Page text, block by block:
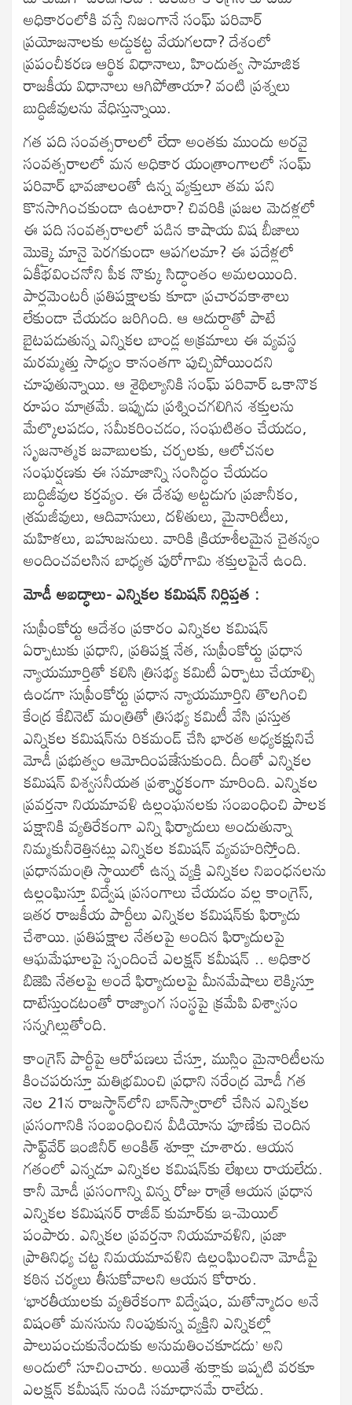
అధికారంలోకి వస్తే నిజంగానే సంఘ్‌ పరివార్‌
ప్రయోజనాలకు అడ్డుకట్ట వేయగలదా? దేశంలో
ప్రపంచీకరణ ఆర్థిక విధానాలు, హిందుత్వ సామాజిక
రాజకీయ విధానాలు ఆగిపోతాయా? వంటి ప్రశ్నలు
బుద్ధిజీవులను వేధిస్తున్నాయి.
గత పది సంవత్సరాలలో లేదా అంతకు ముందు అరవై
సంవత్సరాలలో మన అధికార యంత్రాంగాలలో సంఘ్‌
పరివార్‌ భావజాలంతో ఉన్న వ్యక్తులూ తమ పని
కొనసాగించకుండా ఉంటారా? చివరికి ప్రజల మెదళ్లలో
ఈ పది సంవత్సరాలలో పడిన కాషాయ విష బీజాలు
మొక్కై మానై పెరగకుండా ఆపగలమా? ఈ పదేళ్లలో
ఏకీభవించనోని పీక నొక్కు సిద్ధాంతం అమలయింది.
పార్లమెంటరీ ప్రతిపక్షాలకు కూడా ప్రచారవకాశాలు
లేకుండా చేయడం జరిగింది. ఆ ఆదుర్దాతో పాటే
బైటపడుతున్న ఎన్నికల బాండ్ల అక్రమాలు ఈ వ్యవస్థ
మరమ్మత్తు సాధ్యం కానంతగా పుచ్చిపోయిందని
చూపుతున్నాయి. ఆ శైథిల్యానికి సంఘ్‌ పరివార్‌ ఒకానొక
రూపం మాత్రమే. ఇప్పుడు ప్రశ్నించగలిగిన శక్తులను
మేల్కొలపడం, సమీకరించడం, సంఘటితం చేయడం,
సృజనాత్మక జవాబులకు, చర్చలకు, ఆలోచనల
సంఘర్షణకు ఈ సమాజాన్ని సంసిద్ధం చేయడం
బుద్ధిజీవుల కర్తవ్యం. ఈ దేశపు అట్టడుగు ప్రజానీకం,
శ్రమజీవులు, ఆదివాసులు, దళితులు, మైనారిటీలు,
మహిళలు, బహుజనులు. వారికి క్రియాశీలమైన చైతన్యం
అందించవలసిన బాధ్యత పురోగామి శక్తులపైనే ఉంది.
మోడీ అబద్ధాలు- ఎన్నికల కమిషన్‌ నిర్లిప్తత :
సుప్రీంకోర్టు ఆదేశం ప్రకారం ఎన్నికల కమిషన్‌
ఏర్పాటుకు ప్రధాని, ప్రతిపక్ష నేత, సుప్రీంకోర్టు ప్రధాన
న్యాయమూర్తితో కలిసి త్రిసభ్య కమిటీ ఏర్పాటు చేయాల్సి
ఉండగా సుప్రీంకోర్టు ప్రధాన న్యాయమూర్తిని తొలగించి
కేంద్ర కేబినెట్‌ మంత్రితో త్రిసభ్య కమిటీ వేసి ప్రస్తుత
ఎన్నికల కమిషన్‌ను రికమండ్‌ చేసి భారత అధ్యకక్షునిచే
మోడీ ప్రభుత్వం ఆమోదింపజేసుకుంది. దీంతో ఎన్నికల
కమిషన్‌ విశ్వసనీయత ప్రశ్నార్థకంగా మారింది. ఎన్నికల
ప్రవర్తనా నియమావళి ఉల్లంఘనలకు సంబంధించి పాలక
పక్షానికి వ్యతిరేకంగా ఎన్ని ఫిర్యాదులు అందుతున్నా
నిమ్మకునీరెత్తినట్లు ఎన్నికల కమిషన్‌ వ్యవహరిస్తోంది.
ప్రధానమంత్రి స్థాయిలో ఉన్న వ్యక్తి ఎన్నికల నిబంధనలను
ఉల్లంఘిస్తూ విద్వేష ప్రసంగాలు చేయడం వల్ల కాంగ్రెస్‌,
ఇతర రాజకీయ పార్టీలు ఎన్నికల కమిషన్‌కు ఫిర్యాదు
చేశాయి. ప్రతిపక్షాల నేతలపై అందిన ఫిర్యాదులపై
ఆఘమేఘాలపై స్పందించే ఎలక్షన్ కమీషన్ .. అధికార
బిజెపి నేతలపై అందే ఫిర్యాదులపై మీనమేషాలు లెక్కిస్తూ
దాటేస్తుండటంతో రాజ్యాంగ సంస్థపై క్రమేపి విశ్వాసం
సన్నగిల్లుతోంది.
కాంగ్రెస్‌ పార్టీపై ఆరోపణలు చేస్తూ, ముస్లిం మైనారిటీలను
కించపరుస్తూ మతిభ్రమించి ప్రధాని నరేంద్ర మోడీ గత
నెల 21న రాజస్థాన్‌లోని బాన్‌స్వారాలో చేసిన ఎన్నికల
ప్రసంగానికి సంబంధించిన వీడియోను పూణేకు చెందిన
సాఫ్ట్‌వేర్‌ ఇంజినీర్‌ అంకిత్‌ శూక్లా చూశారు. ఆయన
గతంలో ఎన్నడూ ఎన్నికల కమిషన్‌కు లేఖలు రాయలేదు.
కానీ మోడీ ప్రసంగాన్ని విన్న రోజు రాత్రే ఆయన ప్రధాన
ఎన్నికల కమిషనర్‌ రాజీవ్‌ కుమార్‌కు ఇ-మెయిల్‌
పంపారు. ఎన్నికల ప్రవర్తనా నియమావళిని, ప్రజా
ప్రాతినిధ్య చట్ట నిమయమావళిని ఉల్లంఘించినా మోడీపై
కఠిన చర్యలు తీసుకోవాలని ఆయన కోరారు.
‘భారతీయులకు వ్యతిరేకంగా విద్వేషం, మతోన్మాదం అనే
విషంతో మనసును నింపుకున్న వ్యక్తిని ఎన్నికల్లో
పాలుపంచుకునేందుకు అనుమతించకూడదు’ అని
అందులో సూచించారు. అయితే శుక్లాకు ఇప్పటి వరకూ
ఎలక్షన్ కమీషన్ నుండి సమాధానమే రాలేదు.